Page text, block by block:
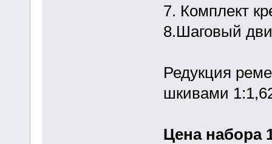
7. Комплект
8.Шаговый
Редукция
шкивами
Цена набора